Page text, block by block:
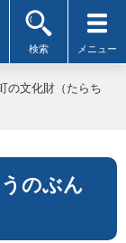
検索 メニュー
の文化財（たらち
のぶん